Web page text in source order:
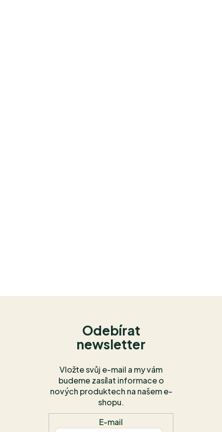
Odebírat
newsletter
Vložte svůj e-mail a my vám
budeme zasílat informace o
nových produktech na našem e-
shopu.
E-mail